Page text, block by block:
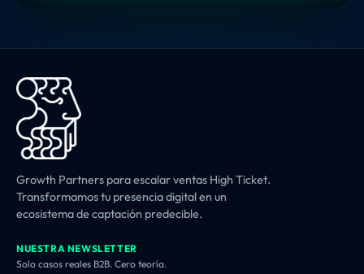
Growth Partners para escalar ventas High Ticket.
Transformamos tu presencia digital en un
ecosistema de captación predecible.
NUESTRA NEWSLETTER
Solo casos reales B2B. Cero teoría.